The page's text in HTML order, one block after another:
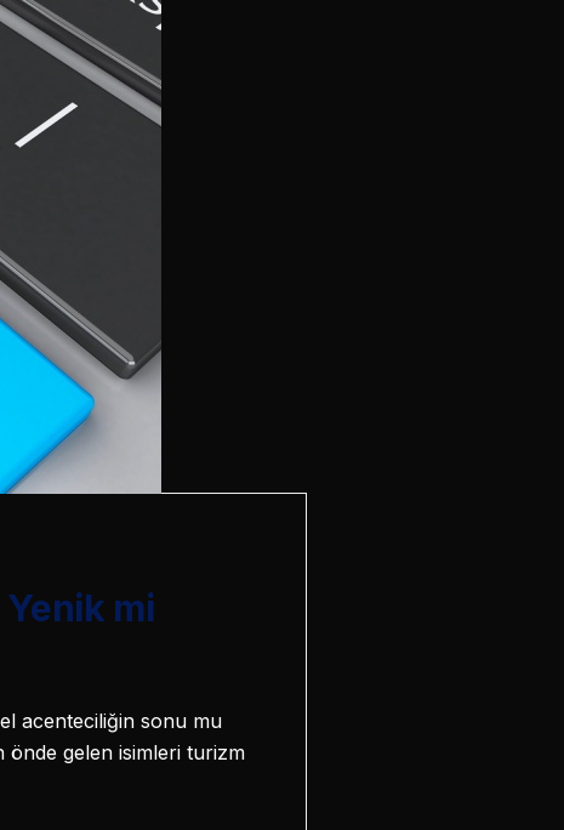
Yenik mi
acenteciliğin sonu mu
önde gelen isimleri turizm